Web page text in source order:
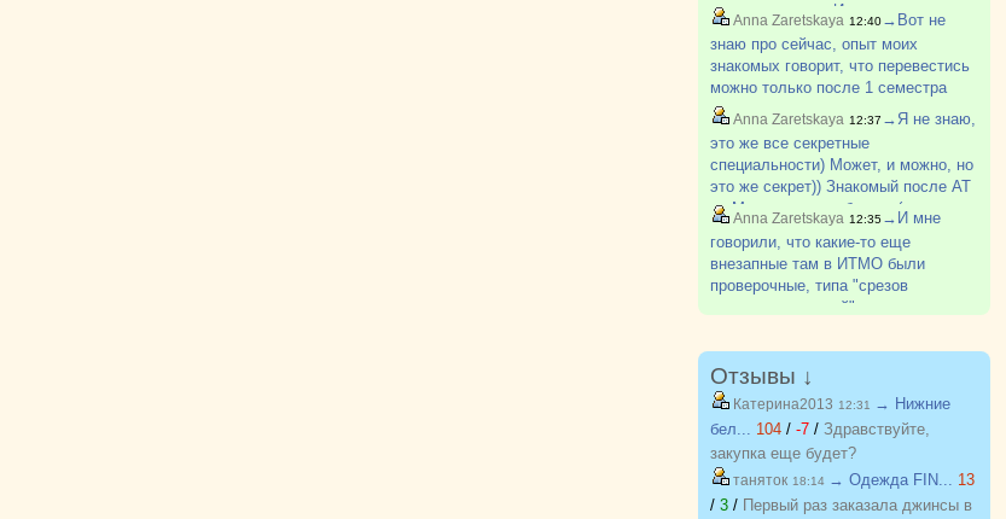
химтехнологию. Изначально еще
рассматривала Менделеевку, но по
сравнению с прошлым годом
проходной вырос с 225 до 250 ?
Кстати, 3?
Anna Zaretskaya 12:40→Вот не
знаю про сейчас, опыт моих
знакомых говорит, что перевестись
можно только после 1 семестра
первого курса и только туда, где
академическая разница не
превышает 8 баллов. Там сейчас
какие-то препоны. Раньше студент?
Anna Zaretskaya 12:37 →Я не знаю,
это же все секретные
специальности) Может, и можно, но
это же секрет)) Знакомый после АТ
на Машгородке работает (но у него
тоже секретная специальность) в
КБ (конструкторское бюро, не
магазин). Все хорошо.
Anna Zaretskaya 12:35→И мне
говорили, что какие-то еще
внезапные там в ИТМО были
проверочные, типа "срезов
остаточных знаний", и чуть не
остаточных знаний...
Отзывы ↓
Катерина2013 12:31
→ Нижние
бел... 104 / -7 / Здравствуйте,
закупка еще будет?
таняток 18:14 → Одежда FIN... 13
/ 3 / Первый раз заказала джинсы в